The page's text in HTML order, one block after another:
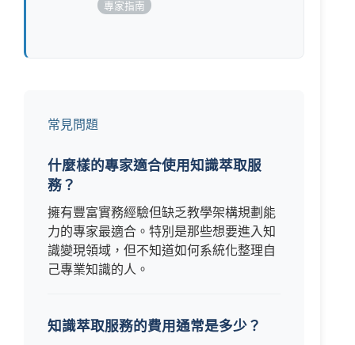
專家指南
常見問題
什麼樣的專家適合使用知識萃取服
務？
擁有豐富實務經驗但缺乏教學架構規劃能
力的專家最適合。特別是那些想要進入知
識變現領域，但不知道如何系統化整理自
己專業知識的人。
知識萃取服務的費用通常是多少？